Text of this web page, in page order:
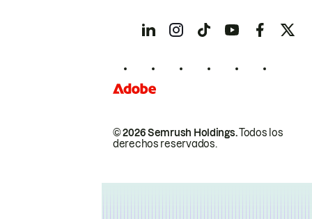
© 2026 Semrush Holdings.Todos los
derechos reservados.